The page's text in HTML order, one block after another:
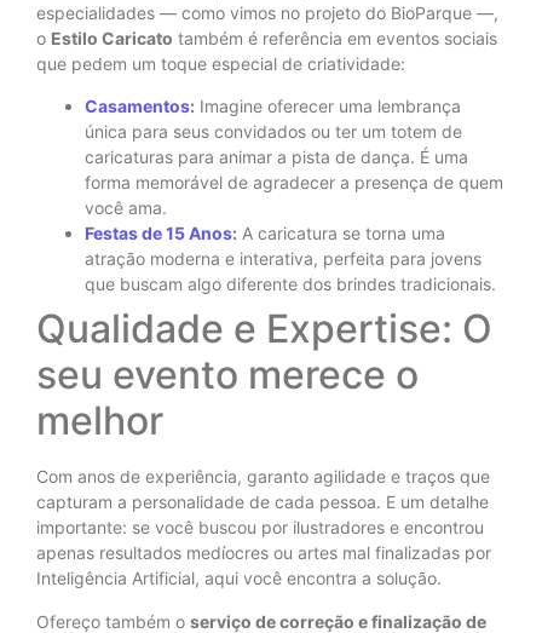
especialidades — como vimos no projeto do BioParque —,
o Estilo Caricato também é referência em eventos sociais
que pedem um toque especial de criatividade:
Casamentos: Imagine oferecer uma lembrança
única para seus convidados ou ter um totem de
caricaturas para animar a pista de dança. É uma
forma memorável de agradecer a presença de quem
você ama.
Festas de 15 Anos: A caricatura se torna uma
atração moderna e interativa, perfeita para jovens
que buscam algo diferente dos brindes tradicionais.
Qualidade e Expertise: O
seu evento merece o
melhor
Com anos de experiência, garanto agilidade e traços que
capturam a personalidade de cada pessoa. E um detalhe
importante: se você buscou por ilustradores e encontrou
apenas resultados medíocres ou artes mal finalizadas por
Inteligência Artificial, aqui você encontra a solução.
Ofereço também o serviço de correção e finalização de